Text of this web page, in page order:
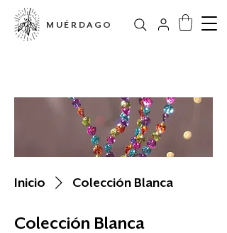
MUÉRDAGO
Inicio Colección Blanca
Colección Blanca